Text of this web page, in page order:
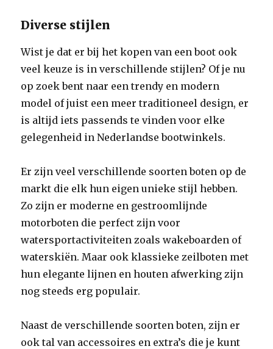
Diverse stijlen
Wist je dat er bij het kopen van een boot ook
veel keuze is in verschillende stijlen? Of je nu
op zoek bent naar een trendy en modern
model of juist een meer traditioneel design, er
is altijd iets passends te vinden voor elke
gelegenheid in Nederlandse bootwinkels.
Er zijn veel verschillende soorten boten op de
markt die elk hun eigen unieke stijl hebben.
Zo zijn er moderne en gestroomlijnde
motorboten die perfect zijn voor
watersportactiviteiten zoals wakeboarden of
waterskiën. Maar ook klassieke zeilboten met
hun elegante lijnen en houten afwerking zijn
nog steeds erg populair.
Naast de verschillende soorten boten, zijn er
ook tal van accessoires en extra’s die je kunt